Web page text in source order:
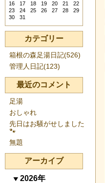
16
17 18 19 20 21
22
23
24 25 26 27 28
29
30
31
カテゴリー
箱根の森足湯日記(526)
管理人日記(123)
最近のコメント
足湯
おしゃれ
先日はお騒がせしました
🐾
無題
アーカイブ
2026年